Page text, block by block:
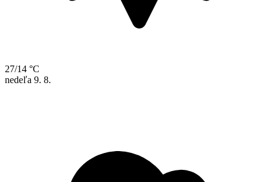
27/14 °C
nedeľa 9. 8.